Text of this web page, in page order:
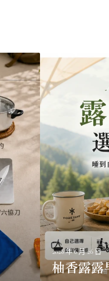
柚
香
露
露
早
餐
選
擇
指
南
2026 年 6 月 26 日
柚香露露